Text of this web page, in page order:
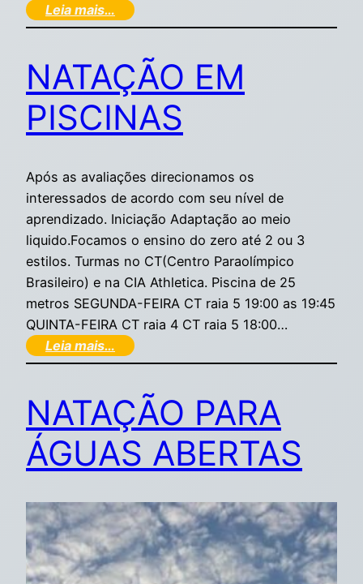
Leia mais…
NATAÇÃO EM
PISCINAS
Após as avaliações direcionamos os
interessados de acordo com seu nível de
aprendizado. Iniciação Adaptação ao meio
liquido.Focamos o ensino do zero até 2 ou 3
estilos. Turmas no CT(Centro Paraolímpico
Brasileiro) e na CIA Athletica. Piscina de 25
metros SEGUNDA-FEIRA CT raia 5 19:00 as 19:45
QUINTA-FEIRA CT raia 4 CT raia 5 18:00…
Leia mais…
NATAÇÃO PARA
ÁGUAS ABERTAS